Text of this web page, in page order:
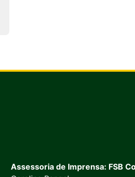
Assessoria de Imprensa: FSB